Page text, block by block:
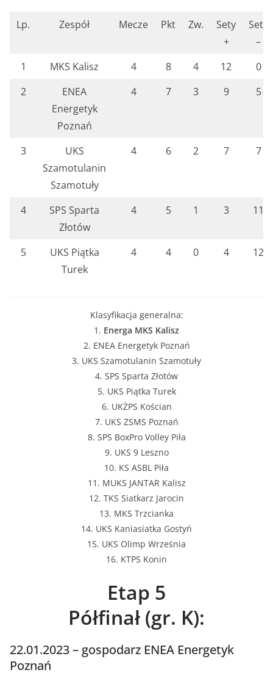
Lp. Zespół Mecze Pkt Zw.
Sety
+
Sety
–
1
MKS Kalisz 4 8 4 12
0
2
ENEA
Energetyk
Poznań
4 7 3 9 5
3
UKS
Szamotulanin
Szamotuły
4 6 2 7 7
4
SPS Sparta
Złotów
4 5 1 3 11
5
UKS Piątka
Turek
4 4 0 4 12
Klasyfikacja generalna:
1. Energa MKS Kalisz
2. ENEA Energetyk Poznań
3. UKS Szamotulanin Szamotuły
4. SPS Sparta Złotów
5. UKS Piątka Turek
6. UKŻPS Kościan
7. UKS ZSMS Poznań
8. SPS BoxPro Volley Piła
9. UKS 9 Leszno
10. KS ASBL Piła
11. MUKS JANTAR Kalisz
12. TKS Siatkarz Jarocin
13. MKS Trzcianka
14. UKS Kaniasiatka Gostyń
15. UKS Olimp Września
16. KTPS Konin
Etap 5
Półfinał (gr. K):
22.01.2023 – gospodarz ENEA Energetyk
Poznań